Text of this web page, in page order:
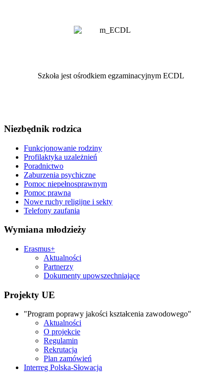
Szkoła jest ośrodkiem egzaminacyjnym ECDL
Niezbędnik rodzica
Funkcjonowanie rodziny
Profilaktyka uzależnień
Poradnictwo
Zaburzenia psychiczne
Pomoc niepełnosprawnym
Pomoc prawna
Nowe ruchy religijne i sekty
Telefony zaufania
Wymiana młodzieży
Erasmus+
Aktualności
Partnerzy
Dokumenty upowszechniające
Projekty UE
"Program poprawy jakości kształcenia zawodowego"
Aktualności
O projekcie
Regulamin
Rekrutacja
Plan zamówień
Interreg Polska-Słowacja